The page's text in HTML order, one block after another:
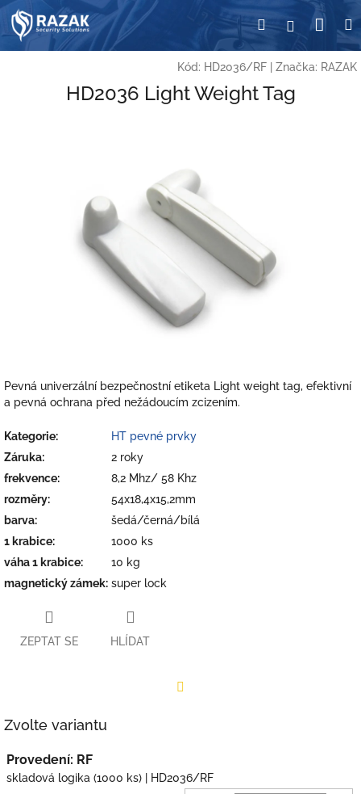
Přejít
na
obsah
HledatPřihlášení
Kód: HD2036/RF Značka: RAZAK
HD2036 Light Weight Tag
Pevná univerzální bezpečnostní etiketa Light weight tag, efektivní
a pevná ochrana před nežádoucím zcizením.
Kategorie:
HT pevné prvky
Záruka:
2 roky
frekvence:
8,2 Mhz/ 58 Khz
rozměry:
54x18,4x15,2mm
barva:
šedá/černá/bílá
1 krabice:
1000 ks
váha 1 krabice:
10 kg
magnetický zámek: super lock
ZEPTAT SE HLÍDAT
Zvolte variantu
Provedení: RF
skladová logika (1000 ks) | HD2036/RF